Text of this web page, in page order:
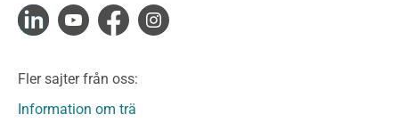
Konstruktionsvirke Fingerskarvat Obehandlat
Limträ
Fanerträ
Fanerträ Obehandlat
Fler sajter från oss:
Information om trä